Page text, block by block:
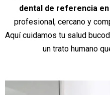
dental de referencia en
profesional, cercano y
Aquí cuidamos tu salud
un trato humano